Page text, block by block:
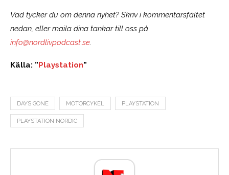
Vad tycker du om denna nyhet? Skriv i kommentarsfältet
nedan, eller maila dina tankar till oss på
info@nordlivpodcast.se.
Källa: ”Playstation”
DAYS GONE MOTORCYKEL PLAYSTATION
PLAYSTATION NORDIC